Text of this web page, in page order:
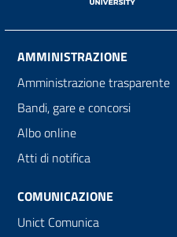
AMMINISTRAZIONE
Amministrazione trasparente
Bandi, gare e concorsi
Albo online
Atti di notifica
COMUNICAZIONE
Unict Comunica